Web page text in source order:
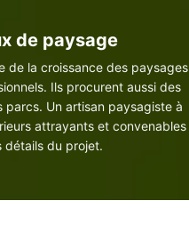
de paysage
de la croissance des paysages
Ils procurent aussi des
parcs. Un artisan paysagiste à
attrayants et convenables
détails du projet.